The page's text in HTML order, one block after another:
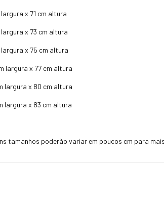
largura x 71 cm altura
largura x 73 cm altura
largura x 75 cm altura
largura x 77 cm altura
largura x 80 cm altura
largura x 83 cm altura
tamanhos poderão variar em poucos cm para